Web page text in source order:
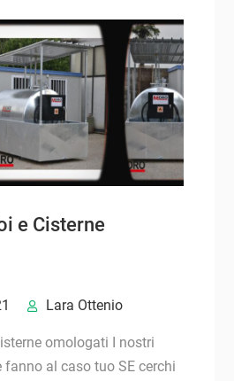
e Cisterne
Lara Ottenio
omologati I nostri
fanno al caso tuo SE cerchi